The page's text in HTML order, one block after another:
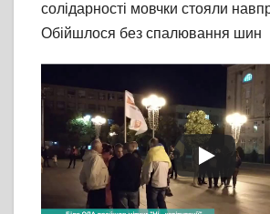
солідарності мовчки стояли
Обійшлося без спалювання шин